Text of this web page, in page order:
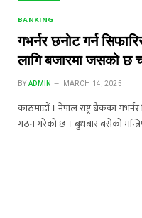
BANKING
गभर्नर छनोट गर्न
लागि बजारमा जसको छ
BY ADMIN MARCH 14, 2025
काठमाडौं । नेपाल राष्ट्र बैंकका
गठन गरेको छ । बुधबार बसेको